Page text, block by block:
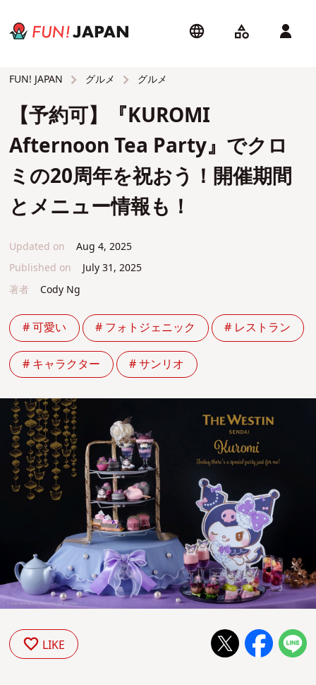
FUN! JAPAN グルメ グルメ
【予約可】『KUROMI
Afternoon Tea Party』でクロ
ミの20周年を祝おう！開催期間
とメニュー情報も！
Updated on
Aug 4, 2025
Published on
July 31, 2025
著者
Cody Ng
# 可愛い # フォトジェニック # レストラン
# キャラクター # サンリオ
LIKE